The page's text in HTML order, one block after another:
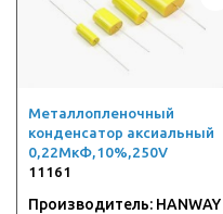
Металлопленочный
конденсатор аксиальный
0,22МкФ,10%,250V
11161
Производитель: HANWAY